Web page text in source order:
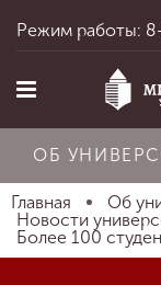
Режим работы:
ОБ
Главная
Об
Новости
Более 100